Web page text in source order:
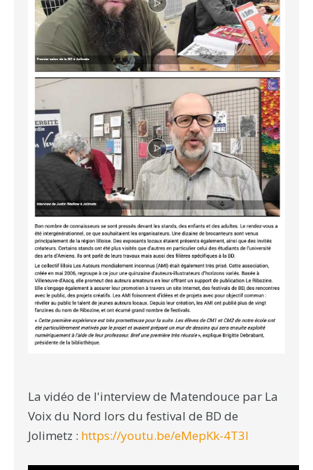
La vidéo de l'interview de Matendouce par La
Voix du Nord lors du festival de BD de
Jolimetz : https://youtu.be/eMepKk-4T3I